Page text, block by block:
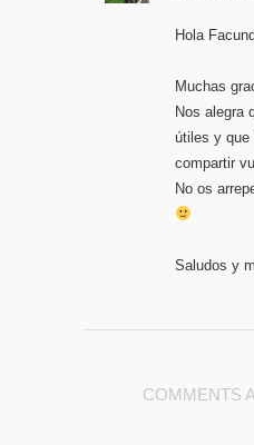
Hola
Muchas
Nos alegra
útiles y que
compartir
No os
Saludos y
COMMENTS